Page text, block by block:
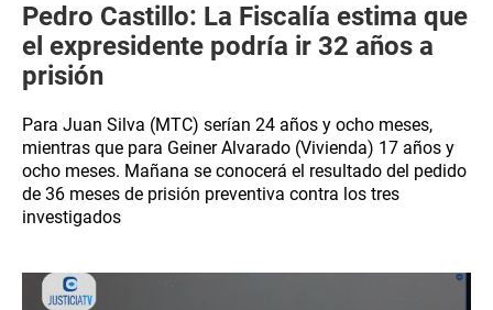
Pedro Castillo: La Fiscalía estima que
el expresidente podría ir 32 años a
prisión
Para Juan Silva (MTC) serían 24 años y ocho meses,
mientras que para Geiner Alvarado (Vivienda) 17 años y
ocho meses. Mañana se conocerá el resultado del pedido
de 36 meses de prisión preventiva contra los tres
investigados